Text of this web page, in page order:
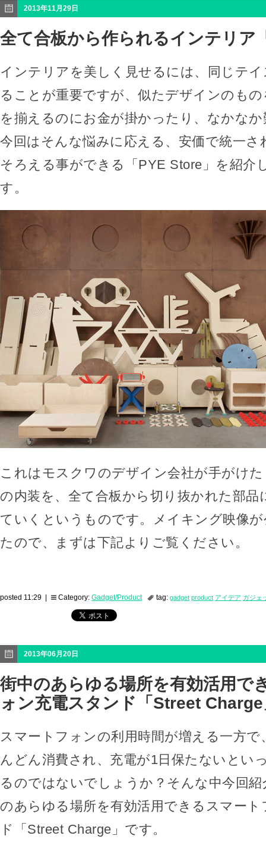
2013年11月29日
全て合板から作られるインテリア
インテリアを美しく見せるには、同じテ
ることが重要ですが、似たデザインのも
を揃えるのにお金が掛かったり、なかな
今回はそんな悩みに応える、安価で統一
そろえる事ができる「PYE Store」を紹介
す。
これはモスクワのデザイン会社が手がけ
の内装を、全て合板から切り抜かれた部品
ていくというものです。メイキング映像
たので、まずは下記よりご覧ください。
posted 11:29 | Category: Gadget/Product tag: gadget product アイデア ガジェ
2013年06月20日
街中のあらゆる場所を有効活用で
ォン充電スタンド「Street
スマートフォンの利用時間が増える一方
んどん消費され、充電が1日保たないとい
るのではないでしょうか？そんな中今回
のあらゆる場所を有効活用できるスマー
ド「Street Charge」です。